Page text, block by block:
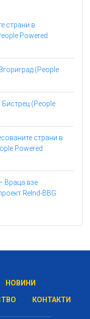
страни в
Powered
(People
Бистрец (People
страни в
Powered
Враца взе
ReInd-BBG
НОВИНИ
КОНТАКТИ